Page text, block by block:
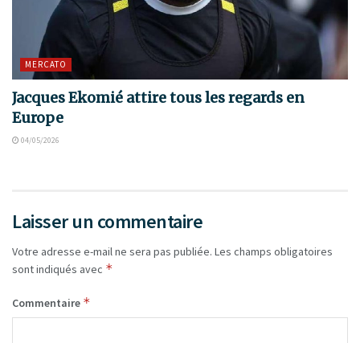
MERCATO
Jacques Ekomié attire tous les regards en
Europe
04/05/2026
Laisser un commentaire
Votre adresse e-mail ne sera pas publiée. Les champs obligatoires
sont indiqués avec *
Commentaire *